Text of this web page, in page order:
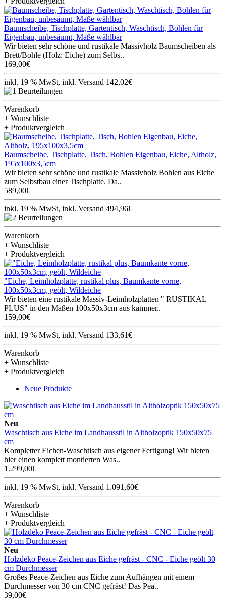
Baumscheibe, Tischplatte, Gartentisch, Waschtisch, Bohlen für
Eigenbau, unbesäumt, Maße wählbar
Wir bieten sehr schöne und rustikale Massivholz Baumscheiben als
Brett/Bohle (Holz: Eiche) zum Selbs..
169,00€
inkl. 19 % MwSt, inkl. Versand 142,02€
Warenkorb
+ Wunschliste
+ Produktvergleich
Baumscheibe, Tischplatte, Tisch, Bohlen Eigenbau, Eiche, Altholz,
195x100x3,5cm
Wir bieten sehr schöne und rustikale Massivholz Bohlen aus Eiche
zum Selbstbau einer Tischplatte. Da..
589,00€
inkl. 19 % MwSt, inkl. Versand 494,96€
Warenkorb
+ Wunschliste
+ Produktvergleich
"Eiche, Leimholzplatte, rustikal plus, Baumkante vorne,
100x50x3cm, geölt, Wildeiche
Wir bieten eine rustikale Massiv-Leimholzplatten " RUSTIKAL
PLUS" in den Maßen 100x50x3cm aus kammer..
159,00€
inkl. 19 % MwSt, inkl. Versand 133,61€
Warenkorb
+ Wunschliste
+ Produktvergleich
Neue Produkte
Neu
Waschtisch aus Eiche im Landhausstil in Altholzoptik 150x50x75
cm
Kompletter Eichen-Waschtisch aus eigener Fertigung! Wir bieten
hier einen komplett montierten Was..
1.299,00€
inkl. 19 % MwSt, inkl. Versand 1.091,60€
Warenkorb
+ Wunschliste
+ Produktvergleich
Neu
Holzdeko Peace-Zeichen aus Eiche gefräst - CNC - Eiche geölt 30
cm Durchmesser
Großes Peace-Zeichen aus Eiche zum Aufhängen mit einem
Durchmesser von 30 cm CNC gefräst! Das Pea..
39,00€